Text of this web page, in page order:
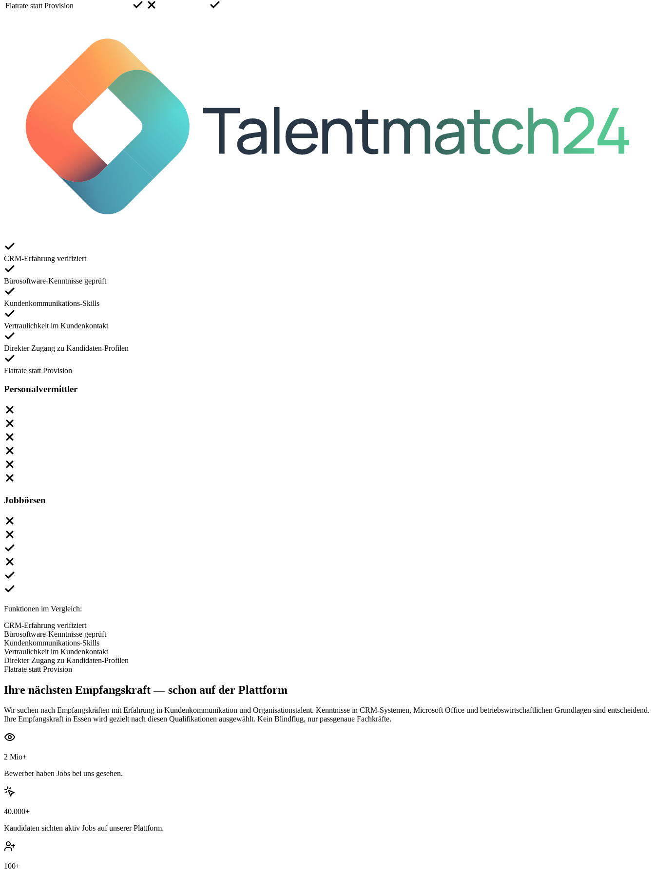
Flatrate statt Provision
CRM-Erfahrung verifiziert
Bürosoftware-Kenntnisse geprüft
Kundenkommunikations-Skills
Vertraulichkeit im Kundenkontakt
Direkter Zugang zu Kandidaten-Profilen
Flatrate statt Provision
Personalvermittler
Jobbörsen
Funktionen im Vergleich:
CRM-Erfahrung verifiziert
Bürosoftware-Kenntnisse geprüft
Kundenkommunikations-Skills
Vertraulichkeit im Kundenkontakt
Direkter Zugang zu Kandidaten-Profilen
Flatrate statt Provision
Ihre nächsten Empfangskraft— schon auf der Plattform
Wir suchen nach Empfangskräften mit Erfahrung in Kundenkommunikation und Organisationstalent. Kenntnisse in CRM-Systemen, Microsoft Office und betriebswirtschaftlichen Grundlagen sind entscheidend.
Ihre Empfangskraft in Essen wird gezielt nach diesen Qualifikationen ausgewählt. Kein Blindflug, nur passgenaue Fachkräfte.
2 Mio+
Bewerber haben Jobs bei uns gesehen.
40.000+
Kandidaten sichten aktiv Jobs auf unserer Plattform.
100+